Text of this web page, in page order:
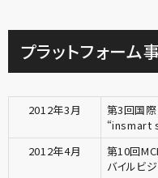
プラットフォー
2012年3月
第3回国
“insmart
2012年4月
第10回
バイルビ